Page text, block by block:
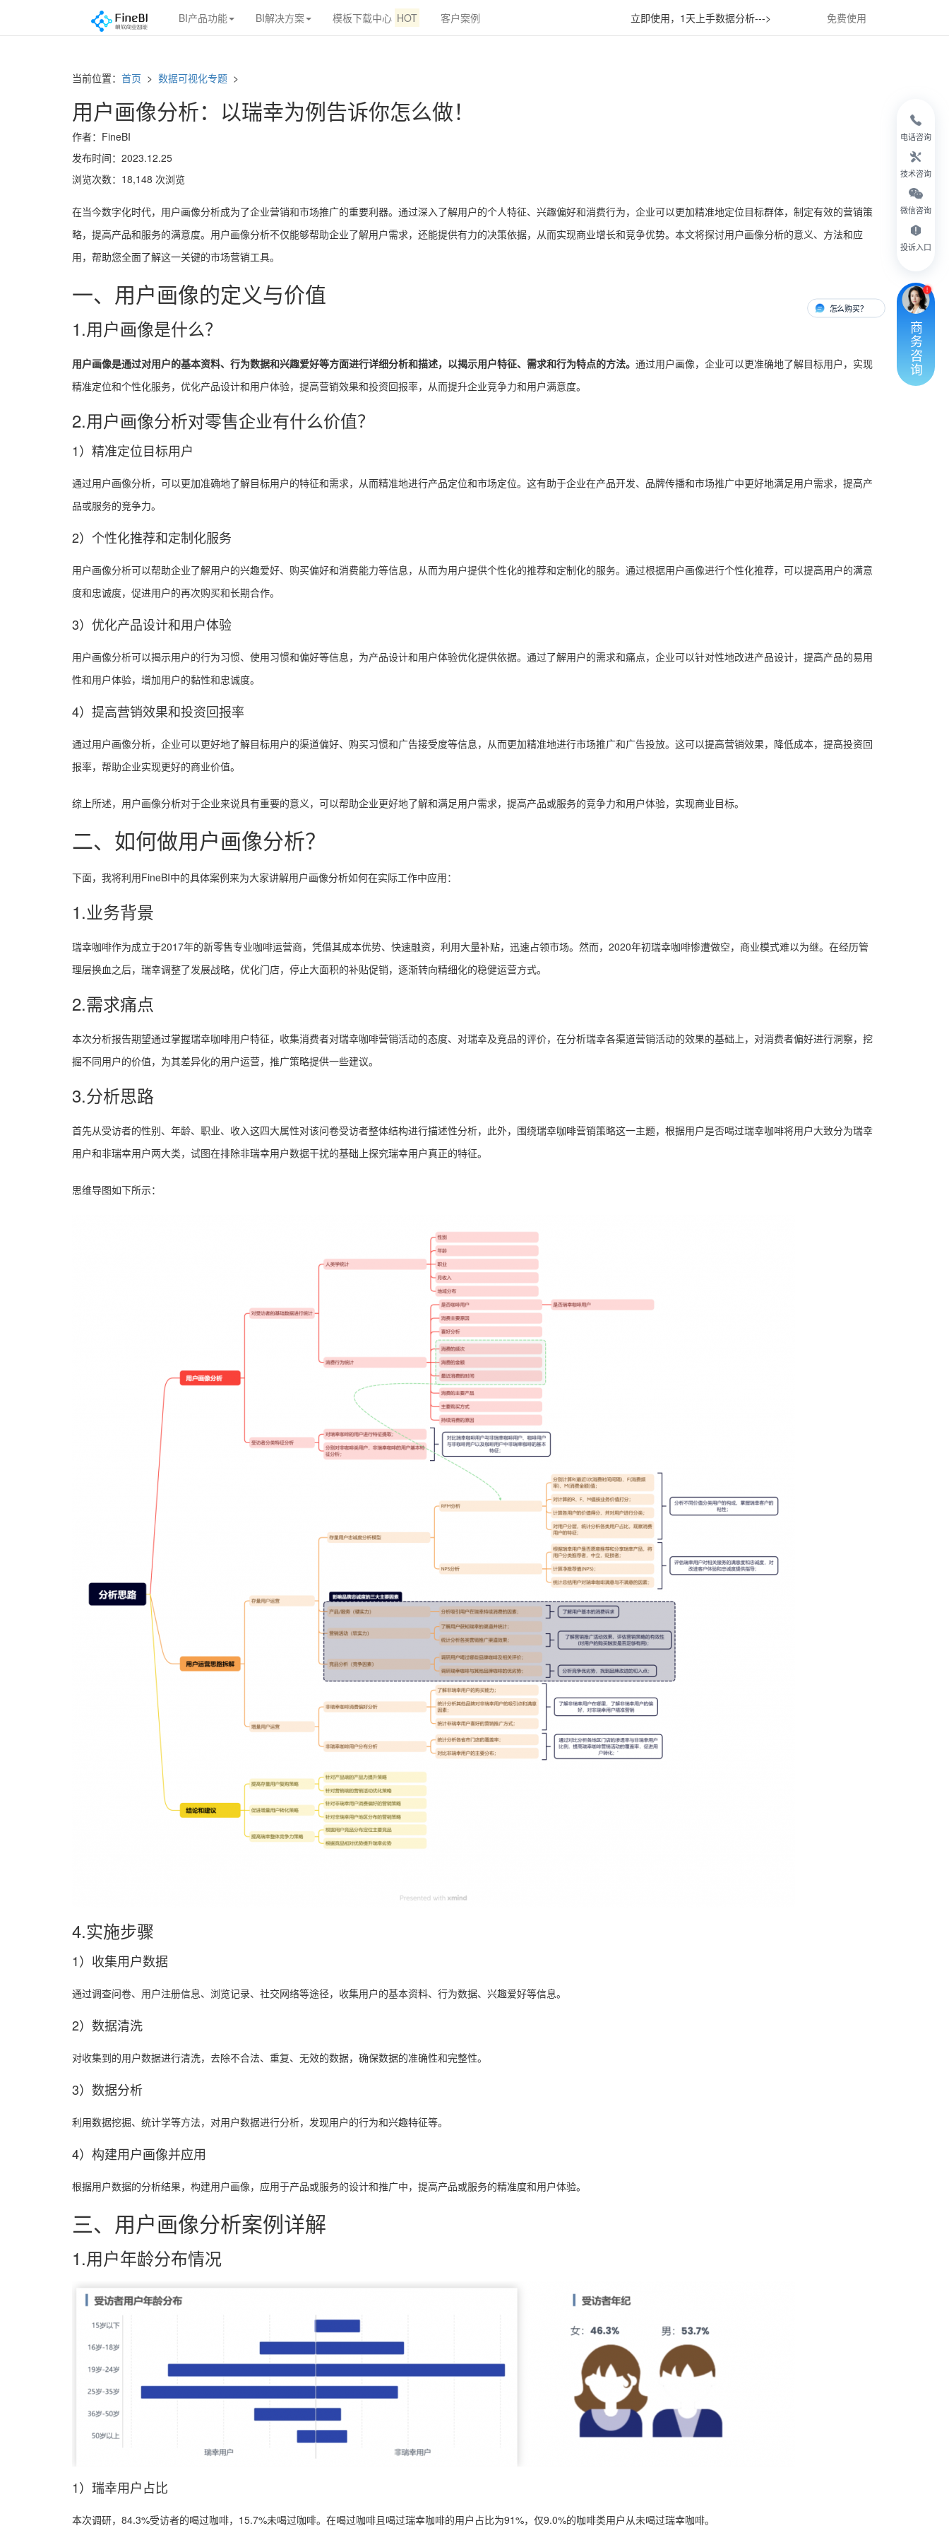
BI产品功能 BI解决方案 模板下载中心 HOT 客户案例 立即使用，1天上手数据分析---> 免费使用
当前位置： 首页 > 数据可视化专题 >
用户画像分析：以瑞幸为例告诉你怎么做！
作者：FineBI
发布时间：2023.12.25
浏览次数：18,148 次浏览
在当今数字化时代，用户画像分析成为了企业营销和市场推广的重要利器。通过深入了解用户的个人特征、兴趣偏好和消费行为，企业可以更加精准地定位目标群体，制定有效的营销策
略，提高产品和服务的满意度。用户画像分析不仅能够帮助企业了解用户需求，还能提供有力的决策依据，从而实现商业增长和竞争优势。本文将探讨用户画像分析的意义、方法和应
用，帮助您全面了解这一关键的市场营销工具。
一、用户画像的定义与价值
1.用户画像是什么？
用户画像是通过对用户的基本资料、行为数据和兴趣爱好等方面进行详细分析和描述，以揭示用户特征、需求和行为特点的方法。 通过用户画像，企业可以更准确地了解目标用户，实现
精准定位和个性化服务，优化产品设计和用户体验，提高营销效果和投资回报率，从而提升企业竞争力和用户满意度。
2.用户画像分析对零售企业有什么价值？
1）精准定位目标用户
通过用户画像分析，可以更加准确地了解目标用户的特征和需求，从而精准地进行产品定位和市场定位。这有助于企业在产品开发、品牌传播和市场推广中更好地满足用户需求，提高产
品或服务的竞争力。
2）个性化推荐和定制化服务
用户画像分析可以帮助企业了解用户的兴趣爱好、购买偏好和消费能力等信息，从而为用户提供个性化的推荐和定制化的服务。通过根据用户画像进行个性化推荐，可以提高用户的满意
度和忠诚度，促进用户的再次购买和长期合作。
3）优化产品设计和用户体验
用户画像分析可以揭示用户的行为习惯、使用习惯和偏好等信息，为产品设计和用户体验优化提供依据。通过了解用户的需求和痛点，企业可以针对性地改进产品设计，提高产品的易用
性和用户体验，增加用户的黏性和忠诚度。
4）提高营销效果和投资回报率
通过用户画像分析，企业可以更好地了解目标用户的渠道偏好、购买习惯和广告接受度等信息，从而更加精准地进行市场推广和广告投放。这可以提高营销效果，降低成本，提高投资回
报率，帮助企业实现更好的商业价值。
综上所述，用户画像分析对于企业来说具有重要的意义，可以帮助企业更好地了解和满足用户需求，提高产品或服务的竞争力和用户体验，实现商业目标。
二、如何做用户画像分析？
下面，我将利用FineBI中的具体案例来为大家讲解用户画像分析如何在实际工作中应用：
1.业务背景
瑞幸咖啡作为成立于2017年的新零售专业咖啡运营商，凭借其成本优势、快速融资，利用大量补贴，迅速占领市场。然而，2020年初瑞幸咖啡惨遭做空，商业模式难以为继。在经历管
理层换血之后，瑞幸调整了发展战略，优化门店，停止大面积的补贴促销，逐渐转向精细化的稳健运营方式。
2.需求痛点
本次分析报告期望通过掌握瑞幸咖啡用户特征，收集消费者对瑞幸咖啡营销活动的态度、对瑞幸及竞品的评价，在分析瑞幸各渠道营销活动的效果的基础上，对消费者偏好进行洞察，挖
掘不同用户的价值，为其差异化的用户运营，推广策略提供一些建议。
3.分析思路
首先从受访者的性别、年龄、职业、收入这四大属性对该问卷受访者整体结构进行描述性分析，此外，围绕瑞幸咖啡营销策略这一主题，根据用户是否喝过瑞幸咖啡将用户大致分为瑞幸
用户和非瑞幸用户两大类，试图在排除非瑞幸用户数据干扰的基础上探究瑞幸用户真正的特征。
思维导图如下所示：
4.实施步骤
1）收集用户数据
通过调查问卷、用户注册信息、浏览记录、社交网络等途径，收集用户的基本资料、行为数据、兴趣爱好等信息。
2）数据清洗
对收集到的用户数据进行清洗，去除不合法、重复、无效的数据，确保数据的准确性和完整性。
3）数据分析
利用数据挖掘、统计学等方法，对用户数据进行分析，发现用户的行为和兴趣特征等。
4）构建用户画像并应用
根据用户数据的分析结果，构建用户画像，应用于产品或服务的设计和推广中，提高产品或服务的精准度和用户体验。
三、用户画像分析案例详解
1.用户年龄分布情况
1）瑞幸用户占比
本次调研，84.3%受访者的喝过咖啡，15.7%未喝过咖啡。在喝过咖啡且喝过瑞幸咖啡的用户占比为91%，仅9.0%的咖啡类用户从未喝过瑞幸咖啡。
电话咨询
技术咨询
微信咨询
投诉入口
怎么购买？ 有人对接
商
务
咨
询